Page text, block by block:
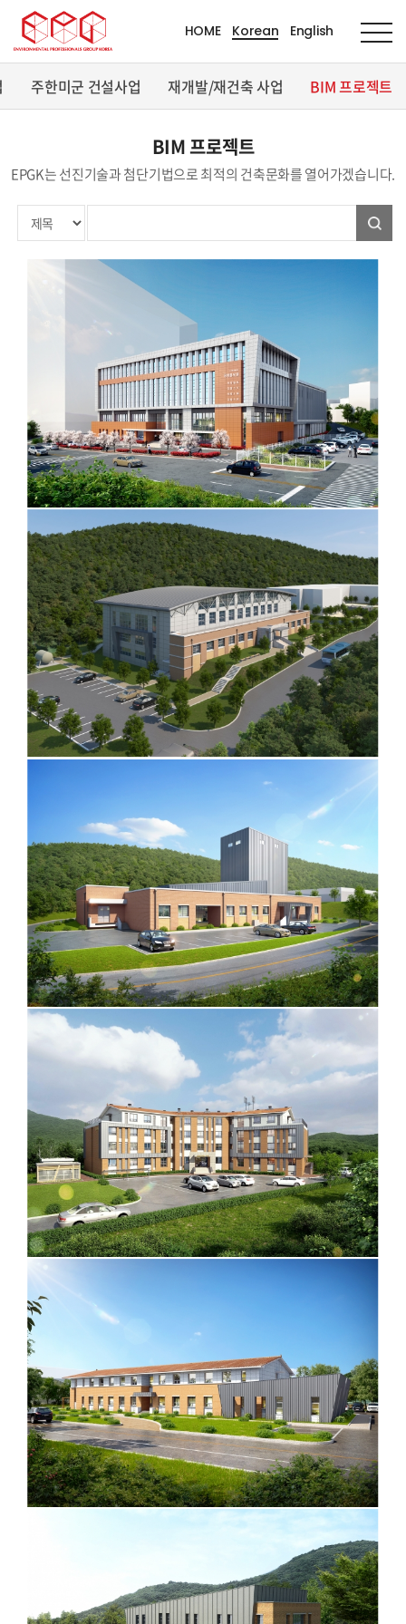
HOME Korean English
주한미군 건설사업 재개발/재건축 사업 BIM 프로젝트
BIM 프로젝트
EPGK는 선진기술과 첨단기법으로 최적의 건축문화를 열어가겠습니다.